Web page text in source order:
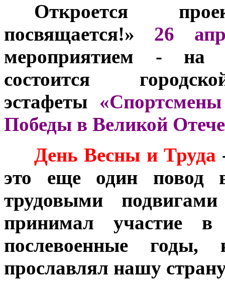
Откроется
посвящается!» 26
мероприятием - на
состоится
эстафеты
Победы в Великой
День Весны и Труда
это еще один повод
трудовыми
принимал участие в
послевоенные годы,
прославлял нашу